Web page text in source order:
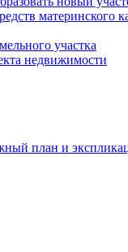
материнского
участка
недвижимости
план и